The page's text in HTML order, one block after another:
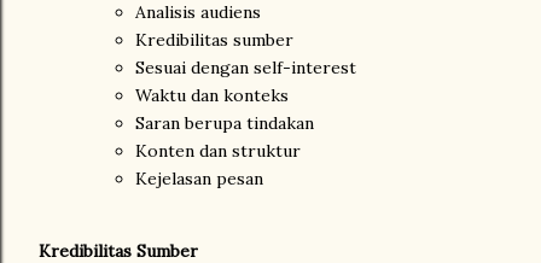
Analisis audiens
Kredibilitas sumber
Sesuai dengan self-interest
Waktu dan konteks
Saran berupa tindakan
Konten dan struktur
Kejelasan pesan
Kredibilitas Sumber